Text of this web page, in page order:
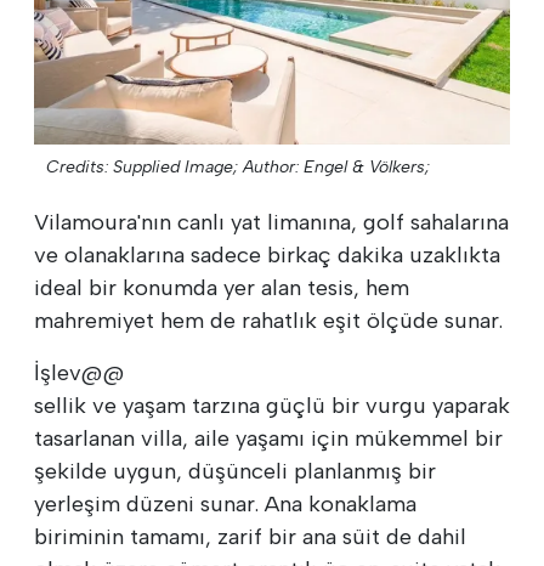
Credits: Supplied Image; Author: Engel & Völkers;
Vilamoura'nın canlı yat limanına, golf sahalarına
ve olanaklarına sadece birkaç dakika uzaklıkta
ideal bir konumda yer alan tesis, hem
mahremiyet hem de rahatlık eşit ölçüde sunar.
İşlev@@
sellik ve yaşam tarzına güçlü bir vurgu yaparak
tasarlanan villa, aile yaşamı için mükemmel bir
şekilde uygun, düşünceli planlanmış bir
yerleşim düzeni sunar. Ana konaklama
biriminin tamamı, zarif bir ana süit de dahil